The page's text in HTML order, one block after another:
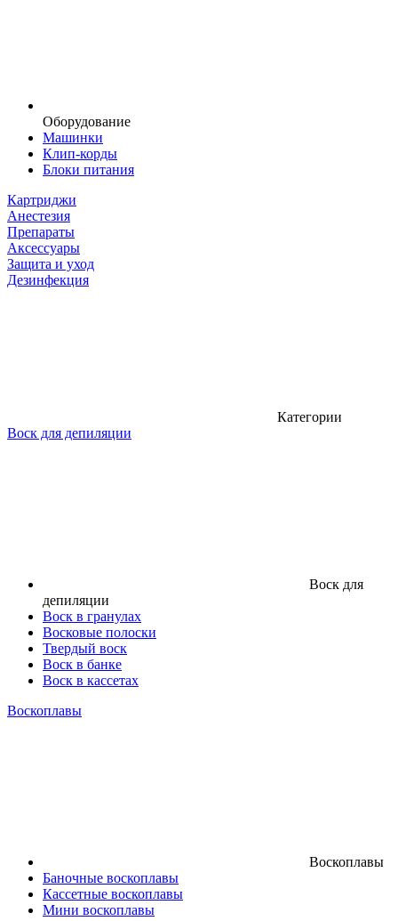
Оборудование
Машинки
Клип-корды
Блоки питания
Картриджи
Анестезия
Препараты
Аксессуары
Защита и уход
Дезинфекция
Категории
Воск для депиляции
Воск для
депиляции
Воск в гранулах
Восковые полоски
Твердый воск
Воск в банке
Воск в кассетах
Воскоплавы
Воскоплавы
Баночные воскоплавы
Кассетные воскоплавы
Мини воскоплавы